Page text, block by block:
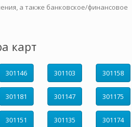
а также банковское/финансовое
карт
301146 301103 301158
301181 301147 301175
301151 301135 301174